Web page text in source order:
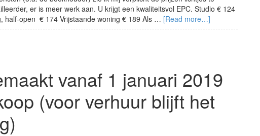
er is meer werk aan. U krijgt een kwaliteitsvol EPC. Studio € 124
half-open € 174 Vrijstaande woning € 189 Als … [Read more…]
vanaf 1 januari 2019
(voor verhuur blijft het